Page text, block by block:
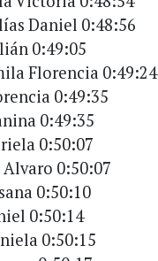
Daniel 0:48:56
0:49:05
Florencia 0:49:24
0:49:35
0:49:35
0:50:07
0:50:07
0:50:10
0:50:14
0:50:15